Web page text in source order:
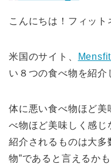
こんにちは！フィット
米国のサイト、
い８つの食べ物を紹介
体に悪い食べ物ほど美
べ物ほど美味しく感じ
紹介されるものは大多
物”であると言えるか